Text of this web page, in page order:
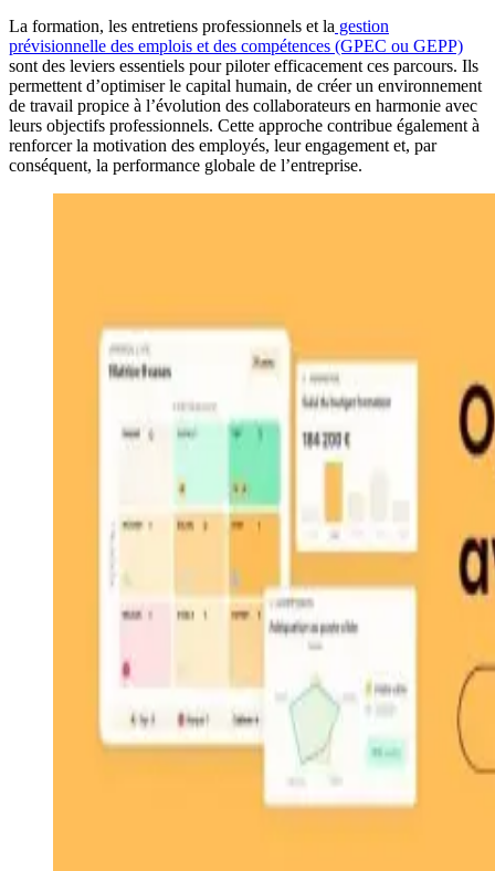
La formation, les entretiens professionnels et la gestion
prévisionnelle des emplois et des compétences (GPEC ou GEPP)
sont des leviers essentiels pour piloter efficacement ces parcours. Ils
permettent d’optimiser le capital humain, de créer un environnement
de travail propice à l’évolution des collaborateurs en harmonie avec
leurs objectifs professionnels. Cette approche contribue également à
renforcer la motivation des employés, leur engagement et, par
conséquent, la performance globale de l’entreprise.